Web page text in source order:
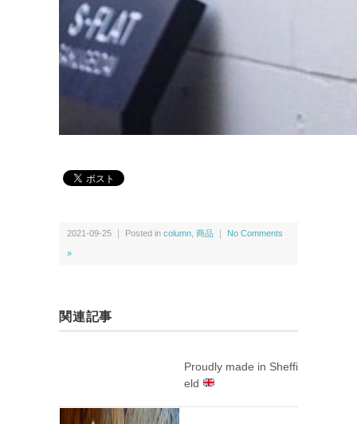
2021-09-25 ｜ Posted in column 商品 ｜ No Comments
»
関連記事
Proudly made in Sheffi
eld